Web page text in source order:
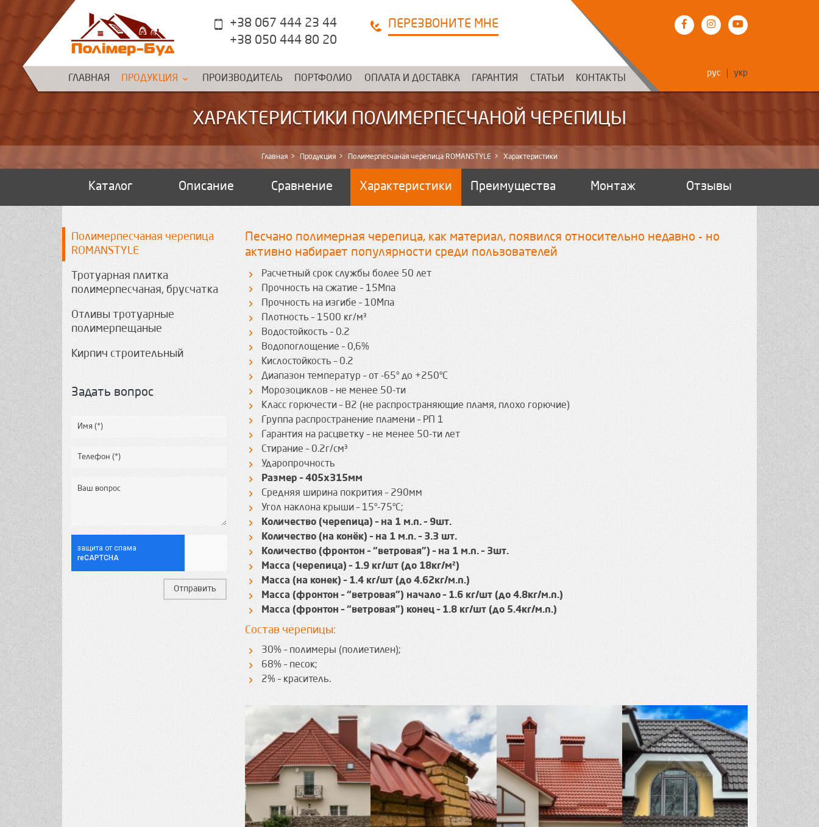
+38 067 444 23 44
+38 050 444 80 20
ПЕРЕЗВОНИТЕ МНЕ
рус укр
ГЛАВНАЯ ПРОДУКЦИЯ ПРОИЗВОДИТЕЛЬ ПОРТФОЛИО ОПЛАТА И ДОСТАВКА ГАРАНТИЯ СТАТЬИ КОНТАКТЫ
ХАРАКТЕРИСТИКИ ПОЛИМЕРПЕСЧАНОЙ ЧЕРЕПИЦЫ
Главная Продукция Полимерпесчаная черепица ROMANSTYLE Характеристики
Каталог Описание Сравнение Характеристики Преимущества Монтаж Отзывы
Песчано полимерная черепица, как материал, появился относительно недавно - но
активно набирает популярности среди пользователей
Расчетный срок службы более 50 лет
Прочность на сжатие – 15Мпа
Прочность на изгибе – 10Мпа
Плотность – 1500 кг/м³
Водостойкость – 0.2
Водопоглощение – 0,6%
Кислостойкость – 0.2
Диапазон температур – от -65° до +250°С
Морозоциклов – не менее 50-ти
Класс горючести – В2 (не распространяющие пламя, плохо горючие)
Группа распространение пламени – РП 1
Гарантия на расцветку – не менее 50-ти лет
Стирание – 0.2г/см³
Ударопрочность
Размер – 405х315мм
Средняя ширина покрития – 290мм
Угол наклона крыши – 15°-75°С;
Количество (черепица) – на 1 м.п. – 9шт.
Количество (на конёк) – на 1 м.п. – 3.3 шт.
Количество (фронтон – “ветровая”) – на 1 м.п. – 3шт.
Масса (черепица) – 1.9 кг/шт (до 18кг/м²)
Масса (на конек) – 1.4 кг/шт (до 4.62кг/м.п.)
Масса (фронтон – “ветровая”) начало – 1.6 кг/шт (до 4.8кг/м.п.)
Масса (фронтон – “ветровая”) конец – 1.8 кг/шт (до 5.4кг/м.п.)
Состав черепицы:
30% – полимеры (полиетилен);
68% – песок;
2% – краситель.
Полимерпесчаная черепица
ROMANSTYLE
Тротуарная плитка
полимерпесчаная, брусчатка
Отливы тротуарные
полимерпещаные
Кирпич строительный
Задать вопрос
Отправить